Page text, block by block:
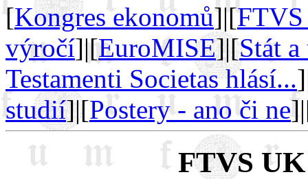
[Kongres ekonomů]|[FTVS
výročí]|[EuroMISE]|[Stát
Testamenti Societas hlásí...
studií]|[Postery - ano či ne
FTVS